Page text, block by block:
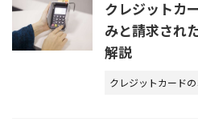
クレジットカ
みと請求され
解説
クレジットカード